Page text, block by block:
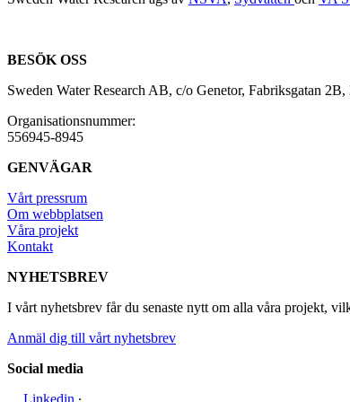
BESÖK OSS
Sweden Water Research AB, c/o Genetor, Fabriksgatan
Organisationsnummer:
556945-8945
GENVÄGAR
Vårt pressrum
Om webbplatsen
Våra projekt
Kontakt
NYHETSBREV
I vårt nyhetsbrev får du senaste nytt om alla våra projekt,
Anmäl dig till vårt nyhetsbrev
Social media
Linkedin ∙